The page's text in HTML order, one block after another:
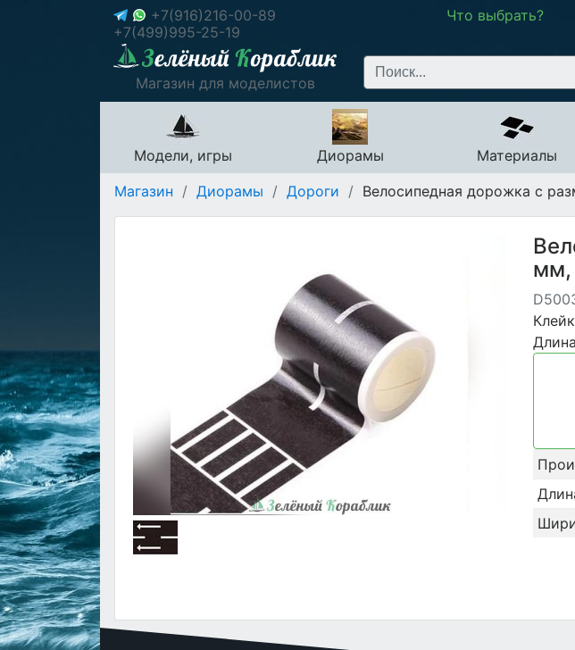
+7(916)216-00-89
+7(499)995-25-19
Что выбрать?
Магазин для моделистов
Модели, игры Диорамы Материалы
Магазин / Диорамы / Дороги / Велосипедная дорожка с
мм,